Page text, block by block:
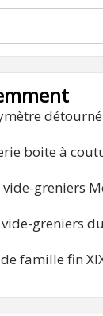
boite à
greniers
greniers
famille fin